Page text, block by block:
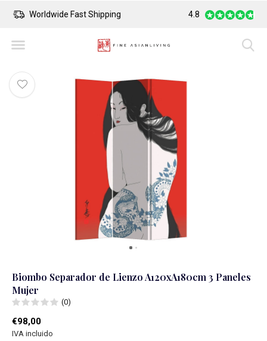
Worldwide Fast Shipping Safe Payment
4.8
Biombo Separador de Lienzo A120xA180cm 3 Paneles
Mujer
(0)
€98,00
IVA incluido